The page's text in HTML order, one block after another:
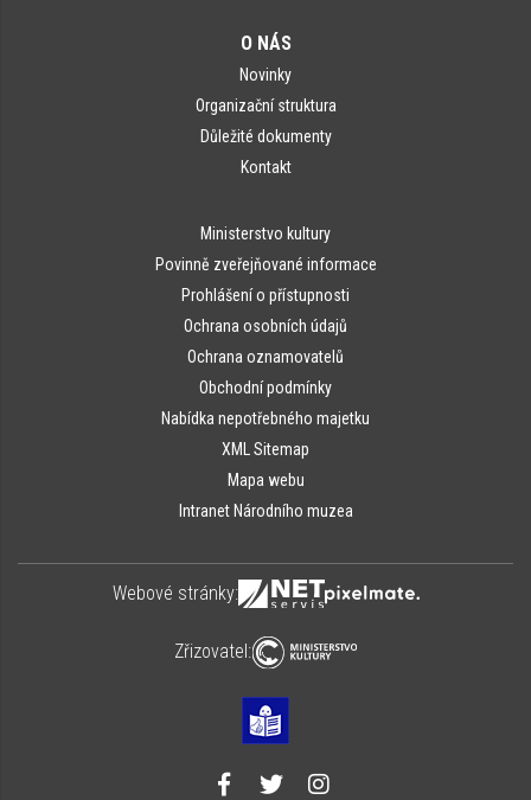
O NÁS
Novinky
Organizační struktura
Důležité dokumenty
Kontakt
Ministerstvo kultury
Povinně zveřejňované informace
Prohlášení o přístupnosti
Ochrana osobních údajů
Ochrana oznamovatelů
Obchodní podmínky
Nabídka nepotřebného majetku
XML Sitemap
Mapa webu
Intranet Národního muzea
Webové stránky:
Zřizovatel: